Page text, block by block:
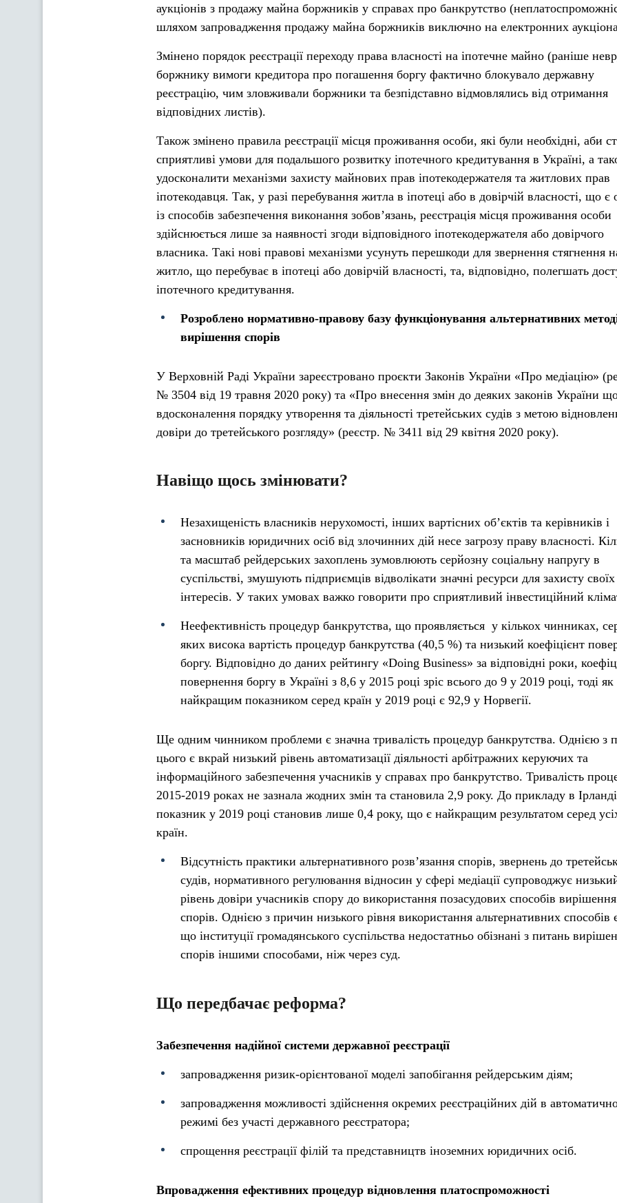
аукціонів з продажу майна боржників у справах про банкрутство
шляхом запровадження продажу майна боржників виключно на електронних
Змінено порядок реєстрації переходу права власності на іпотечне майно (раніше
боржнику вимоги кредитора про погашення боргу фактично блокувало державну
реєстрацію, чим зловживали боржники та безпідставно відмовлялись від отримання
відповідних листів).
Також змінено правила реєстрації місця проживання особи, які були необхідні, аби
сприятливі умови для подальшого розвитку іпотечного кредитування в Україні, а
удосконалити механізми захисту майнових прав іпотекодержателя та житлових прав
іпотекодавця. Так, у разі перебування житла в іпотеці або в довірчій власності, що є
із способів забезпечення виконання зобов’язань, реєстрація місця проживання особи
здійснюється лише за наявності згоди відповідного іпотекодержателя або довірчого
власника. Такі нові правові механізми усунуть перешкоди для звернення стягнення
житло, що перебуває в іпотеці або довірчій власності, та, відповідно, полегшать
іпотечного кредитування.
Розроблено нормативно-правову базу функціонування альтернативних
вирішення спорів
У Верховній Раді України зареєстровано проєкти Законів України «Про медіацію»
№ 3504 від 19 травня 2020 року) та «Про внесення змін до деяких законів України
вдосконалення порядку утворення та діяльності третейських судів з метою
довіри до третейського розгляду» (реєстр. № 3411 від 29 квітня 2020 року).
Навіщо щось змінювати?
Незахищеність власників нерухомості, інших вартісних об’єктів та керівників і
засновників юридичних осіб від злочинних дій несе загрозу праву власності.
та масштаб рейдерських захоплень зумовлюють серйозну соціальну напругу в
суспільстві, змушують підприємців відволікати значні ресурси для захисту своїх
інтересів. У таких умовах важко говорити про сприятливий інвестиційний
Неефективність процедур банкрутства, що проявляється у кількох чинниках,
яких висока вартість процедур банкрутства (40,5 %) та низький коефіцієнт
боргу. Відповідно до даних рейтингу «Doing Business» за відповідні роки,
повернення боргу в Україні з 8,6 у 2015 році зріс всього до 9 у 2019 році, тоді як
найкращим показником серед країн у 2019 році є 92,9 у Норвегії.
Ще одним чинником проблеми є значна тривалість процедур банкрутства. Однією з
цього є вкрай низький рівень автоматизації діяльності арбітражних керуючих та
інформаційного забезпечення учасників у справах про банкрутство. Тривалість
2015-2019 роках не зазнала жодних змін та становила 2,9 року. До прикладу в
показник у 2019 році становив лише 0,4 року, що є найкращим результатом серед
країн.
Відсутність практики альтернативного розв’язання спорів, звернень до
судів, нормативного регулювання відносин у сфері медіації супроводжує
рівень довіри учасників спору до використання позасудових способів вирішення
спорів. Однією з причин низького рівня використання альтернативних способів
що інституції громадянського суспільства недостатньо обізнані з питань
спорів іншими способами, ніж через суд.
Що передбачає реформа?
Забезпечення надійної системи державної реєстрації
запровадження ризик-орієнтованої моделі запобігання рейдерським діям;
запровадження можливості здійснення окремих реєстраційних дій в
режимі без участі державного реєстратора;
спрощення реєстрації філій та представництв іноземних юридичних осіб.
Впровадження ефективних процедур відновлення платоспроможності